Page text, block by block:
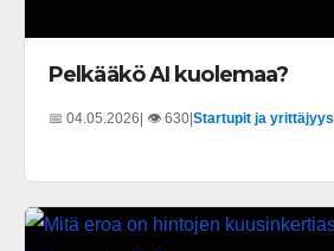
Pelkääkö AI kuolemaa?
📅 04.05.2026| 👁️ 630|Startupit ja yrittäjyys